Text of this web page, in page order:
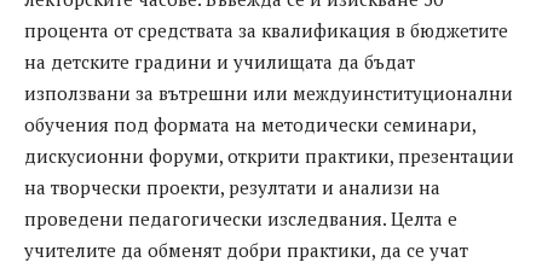
процента от средствата за квалификация в бюджетите
на детските градини и училищата да бъдат
използвани за вътрешни или междуинституционални
обучения под формата на методически семинари,
дискусионни форуми, открити практики, презентации
на творчески проекти, резултати и анализи на
проведени педагогически изследвания. Целта е
учителите да обменят добри практики, да се учат